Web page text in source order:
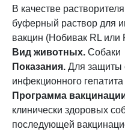
В качестве
буферный раствор для
вакцин (Нобивак RL или
Вид животных. Собаки
Показания. Для защиты
инфекционного
Программа
клинически здоровых
последующей